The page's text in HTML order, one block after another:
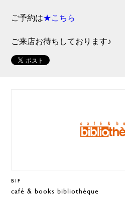
ご予約は★こちら
ご来店お待ちしております♪
B1F
café & books bibliothèque